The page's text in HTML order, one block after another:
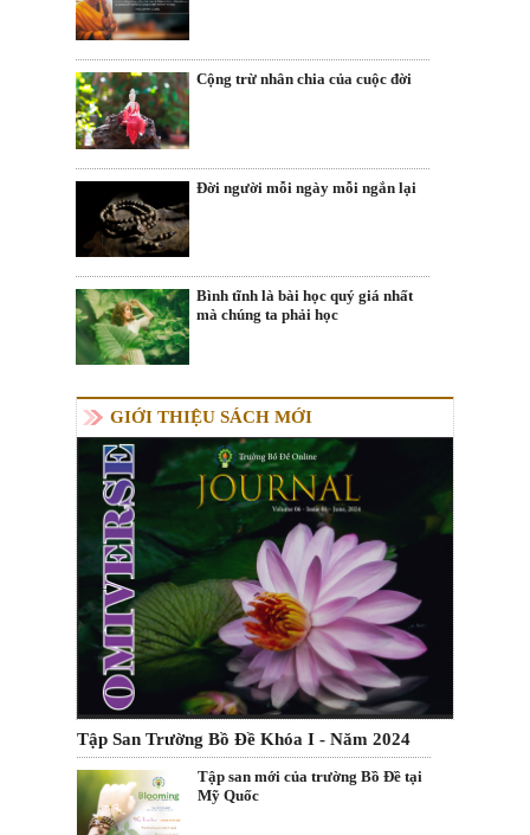
Cộng trừ nhân chia của cuộc đời
Đời người mỗi ngày mỗi ngắn lại
Bình tĩnh là bài học quý giá nhất
mà chúng ta phải học
GIỚI THIỆU SÁCH MỚI
Tập San Trường Bồ Đề Khóa I - Năm 2024
Tập san mới của trường Bồ Đề tại
Mỹ Quốc